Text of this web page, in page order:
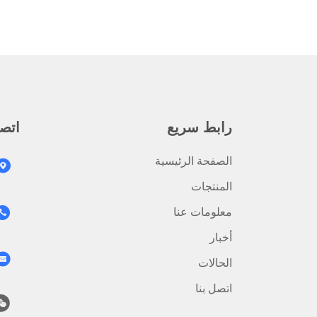
رابط سريع
الصفحة الرئيسية
المنتجات
معلومات عنا
أخبار
الحالات
اتصل بنا